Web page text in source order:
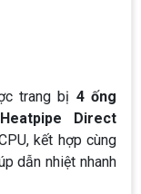
trang bị 4 ống
Direct
kết hợp cùng
dẫn nhiệt nhanh